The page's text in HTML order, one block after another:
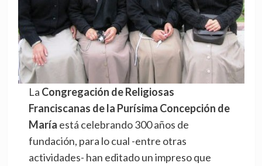
La Congregación de Religiosas
Franciscanas de la Purísima Concepción de
María está celebrando 300 años de
fundación, para lo cual -entre otras
actividades- han editado un impreso que